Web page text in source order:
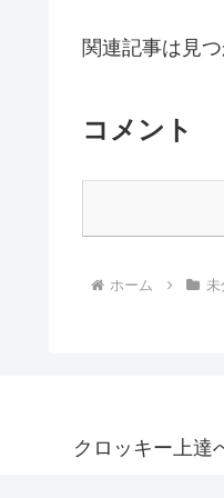
関連記事は見
コメント
ホーム 未
クロッキー上達